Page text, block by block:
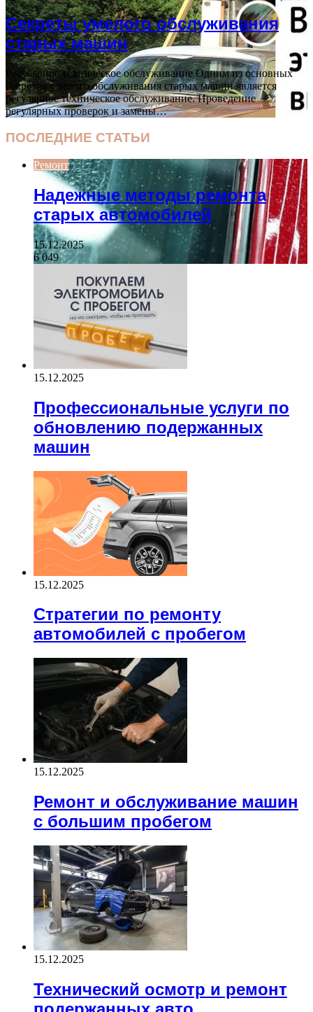
Секреты умелого обслуживания
старых машин
Регулярное техническое обслуживание Одним из основных
секретов умелого обслуживания старых машин является
регулярное техническое обслуживание. Проведение
регулярных проверок и замены…
ПОСЛЕДНИЕ СТАТЬИ
Ремонт
Надежные методы ремонта
старых автомобилей
15.12.2025
6 049
15.12.2025
Профессиональные услуги по
обновлению подержанных
машин
15.12.2025
Стратегии по ремонту
автомобилей с пробегом
15.12.2025
Ремонт и обслуживание машин
с большим пробегом
15.12.2025
Технический осмотр и ремонт